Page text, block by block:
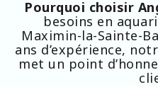
Pourquoi choisir
besoins en
Maximin-la-Sainte-
ans d’expérience,
met un point